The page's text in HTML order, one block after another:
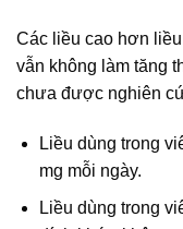
Các liều cao hơn
vẫn không làm tăng
chưa được nghiên
Liều dùng trong
mg mỗi ngày.
Liều dùng trong